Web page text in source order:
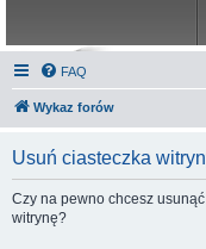
FAQ
Wykaz forów
Usuń ciasteczka
Czy na pewno chcesz
witrynę?